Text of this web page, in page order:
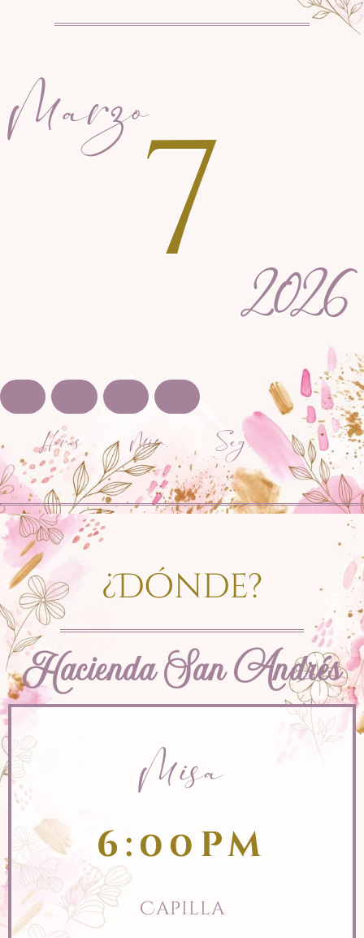
Marzo72026
Horas Min. Seg.
¿Dónde?
Hacienda San Andrés
Misa
6:00pm
Capilla